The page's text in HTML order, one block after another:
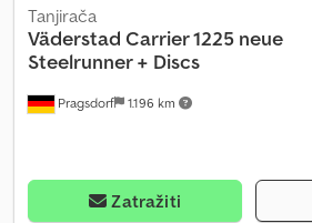
Pragsdorf 1.196 km
Tanjirača
Väderstad Carrier 1225 neue
Steelrunner + Discs
Zatražiti